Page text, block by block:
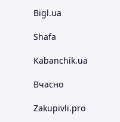
Bigl.ua
Shafa
Kabanchik.ua
Вчасно
Zakupivli.pro